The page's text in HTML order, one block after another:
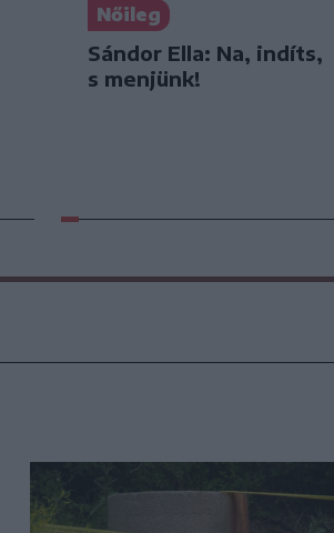
Nőileg
Sándor Ella: Na, indíts,
s menjünk!